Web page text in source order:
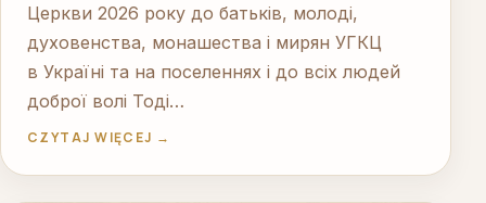
Церкви 2026 року до батьків, молоді,
духовенства, монашества і мирян УГКЦ
в Україні та на поселеннях і до всіх людей
доброї волі Тоді…
CZYTAJ WIĘCEJ →